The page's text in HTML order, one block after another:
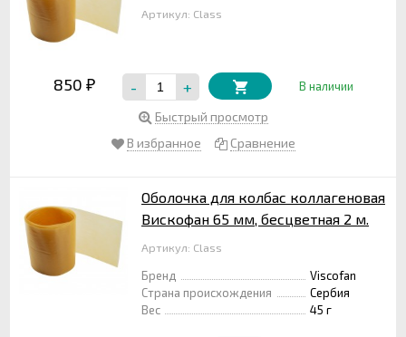
Артикул: Class
850 ₽ - + В наличии
Быстрый просмотр
В избранное
Сравнение
Оболочка для колбас коллагеновая
Вискофан 65 мм, бесцветная 2 м.
Артикул: Class
Бренд
Viscofan
Страна происхождения
Сербия
Вес
45 г